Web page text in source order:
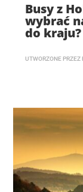
Busy z
wybrać
do kraju?
UTWORZONE PRZEZ